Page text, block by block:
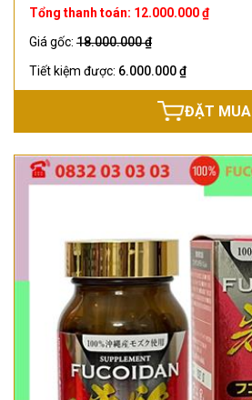
Tổng thanh toán: 12.000.000 ₫
Giá gốc: 18.000.000 ₫
Tiết kiệm được: 6.000.000 ₫
ĐẶT MUA